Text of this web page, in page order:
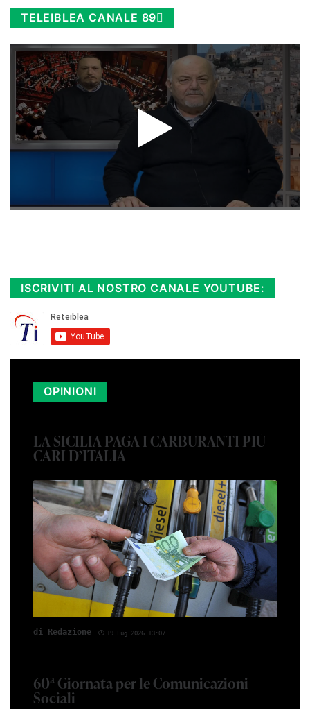
TELEIBLEA CANALE 89
ISCRIVITI AL NOSTRO CANALE YOUTUBE:
OPINIONI
LA SICILIA PAGA I CARBURANTI PIÙ
CARI D’ITALIA
di Red­azio­ne 19 Lug 2026 13:07
60ª Giornata per le Comunicazioni
Sociali